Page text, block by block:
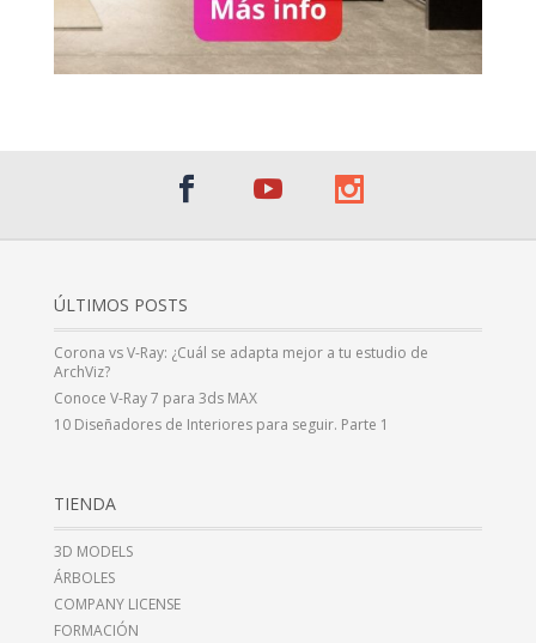
ÚLTIMOS POSTS
Corona vs V-Ray: ¿Cuál se adapta mejor a tu estudio de
ArchViz?
Conoce V-Ray 7 para 3ds MAX
10 Diseñadores de Interiores para seguir. Parte 1
TIENDA
3D MODELS
ÁRBOLES
COMPANY LICENSE
FORMACIÓN